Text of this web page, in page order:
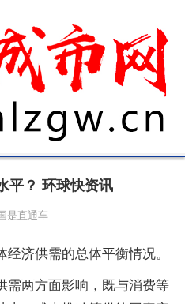
平？ 环球快资讯
是直通车
济供需的总体平衡情况。
需两方面影响，既与消费等